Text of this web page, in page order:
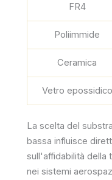
FR4
Poliimmide
Ceramica
Vetro epossidico
La scelta del
bassa influisce
sull'affidabilità della
nei sistemi